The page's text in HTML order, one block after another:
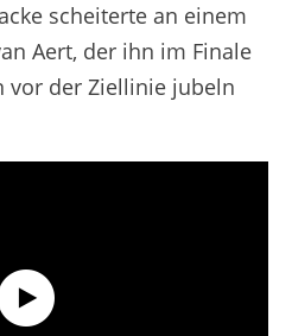
scheiterte an einem
Aert, der ihn im Finale
vor der Ziellinie jubeln